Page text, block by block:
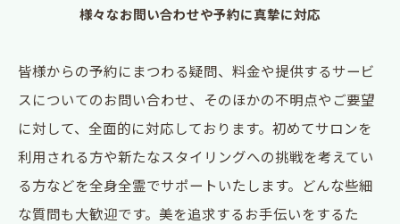
様々なお問い合わせや予約に真摯に対応
皆様からの予約にまつわる疑問、料金や提供するサービ
スについてのお問い合わせ、そのほかの不明点やご要望
に対して、全面的に対応しております。初めてサロンを
利用される方や新たなスタイリングへの挑戦を考えてい
る方などを全身全霊でサポートいたします。どんな些細
な質問も大歓迎です。美を追求するお手伝いをするた